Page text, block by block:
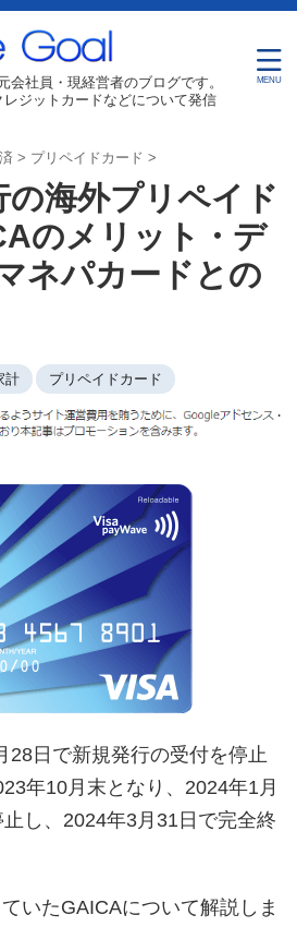
会社員・現経営者のブログです。
ジットカードなどについて発信
> プリペイドカード >
の海外プリペイド
のメリット・デ
ネパカードとの
計 プリペイドカード
28日で新規発行の受付を停止
年10月末となり、2024年1月
し、2024年3月31日で完全終
いたGAICAについて解説しま